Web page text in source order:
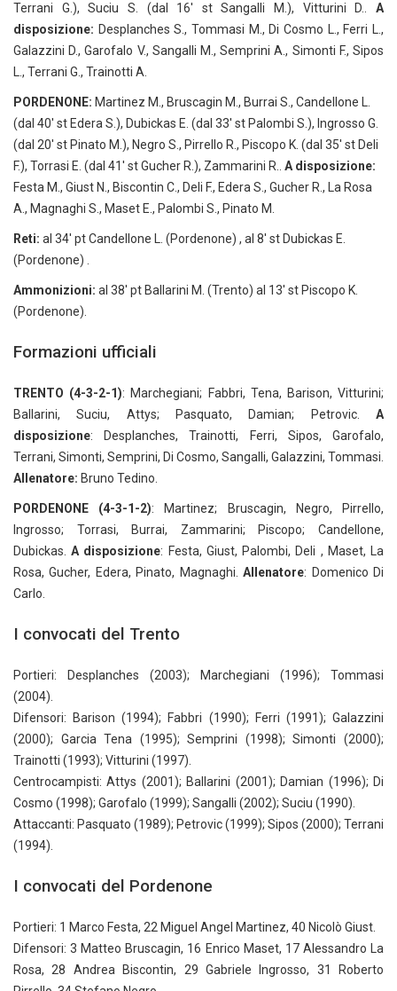
Terrani G.), Suciu S. (dal 16′ st Sangalli M.), Vitturini D.. A
disposizione: Desplanches S., Tommasi M., Di Cosmo L., Ferri L.,
Galazzini D., Garofalo V., Sangalli M., Semprini A., Simonti F., Sipos
L., Terrani G., Trainotti A.
PORDENONE: Martinez M., Bruscagin M., Burrai S., Candellone L.
(dal 40′ st Edera S.), Dubickas E. (dal 33′ st Palombi S.), Ingrosso G.
(dal 20′ st Pinato M.), Negro S., Pirrello R., Piscopo K. (dal 35′ st Deli
F.), Torrasi E. (dal 41′ st Gucher R.), Zammarini R.. A disposizione:
Festa M., Giust N., Biscontin C., Deli F., Edera S., Gucher R., La Rosa
A., Magnaghi S., Maset E., Palombi S., Pinato M.
Reti: al 34′ pt Candellone L. (Pordenone) , al 8′ st Dubickas E.
(Pordenone) .
Ammonizioni: al 38′ pt Ballarini M. (Trento) al 13′ st Piscopo K.
(Pordenone).
Formazioni ufficiali
TRENTO (4-3-2-1): Marchegiani; Fabbri, Tena, Barison, Vitturini;
Ballarini, Suciu, Attys; Pasquato, Damian; Petrovic. A
disposizione: Desplanches, Trainotti, Ferri, Sipos, Garofalo,
Terrani, Simonti, Semprini, Di Cosmo, Sangalli, Galazzini, Tommasi.
Allenatore: Bruno Tedino.
PORDENONE (4-3-1-2): Martinez; Bruscagin, Negro, Pirrello,
Ingrosso; Torrasi, Burrai, Zammarini; Piscopo; Candellone,
Dubickas.A disposizione: Festa, Giust, Palombi, Deli , Maset, La
Rosa, Gucher, Edera, Pinato, Magnaghi.Allenatore: Domenico Di
Carlo.
I convocati del Trento
Portieri: Desplanches (2003); Marchegiani (1996); Tommasi
(2004).
Difensori: Barison (1994); Fabbri (1990); Ferri (1991); Galazzini
(2000); Garcia Tena (1995); Semprini (1998); Simonti (2000);
Trainotti (1993); Vitturini (1997).
Centrocampisti: Attys (2001); Ballarini (2001); Damian (1996); Di
Cosmo (1998); Garofalo (1999); Sangalli (2002); Suciu (1990).
Attaccanti: Pasquato (1989); Petrovic (1999); Sipos (2000); Terrani
(1994).
I convocati del Pordenone
Portieri: 1 Marco Festa, 22 Miguel Angel Martinez, 40 Nicolò Giust.
Difensori: 3 Matteo Bruscagin, 16 Enrico Maset, 17 Alessandro La
Rosa, 28 Andrea Biscontin, 29 Gabriele Ingrosso, 31 Roberto